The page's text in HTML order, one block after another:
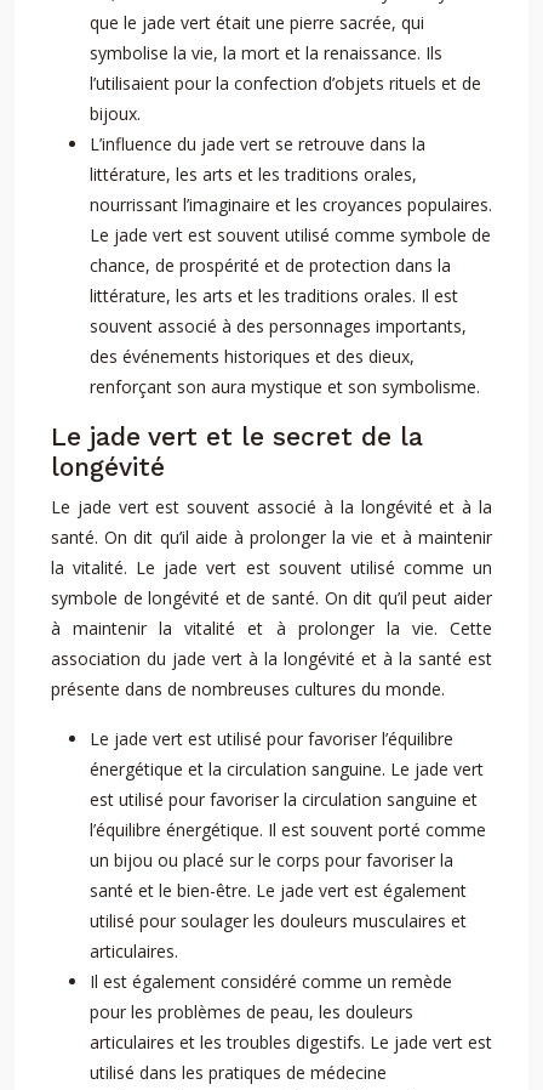
que le jade vert était une pierre sacrée, qui
symbolise la vie, la mort et la renaissance. Ils
l’utilisaient pour la confection d’objets rituels et de
bijoux.
L’influence du jade vert se retrouve dans la
littérature, les arts et les traditions orales,
nourrissant l’imaginaire et les croyances populaires.
Le jade vert est souvent utilisé comme symbole de
chance, de prospérité et de protection dans la
littérature, les arts et les traditions orales. Il est
souvent associé à des personnages importants,
des événements historiques et des dieux,
renforçant son aura mystique et son symbolisme.
Le jade vert et le secret de la
longévité
Le jade vert est souvent associé à la longévité et à la
santé. On dit qu’il aide à prolonger la vie et à maintenir
la vitalité. Le jade vert est souvent utilisé comme un
symbole de longévité et de santé. On dit qu’il peut aider
à maintenir la vitalité et à prolonger la vie. Cette
association du jade vert à la longévité et à la santé est
présente dans de nombreuses cultures du monde.
Le jade vert est utilisé pour favoriser l’équilibre
énergétique et la circulation sanguine. Le jade vert
est utilisé pour favoriser la circulation sanguine et
l’équilibre énergétique. Il est souvent porté comme
un bijou ou placé sur le corps pour favoriser la
santé et le bien-être. Le jade vert est également
utilisé pour soulager les douleurs musculaires et
articulaires.
Il est également considéré comme un remède
pour les problèmes de peau, les douleurs
articulaires et les troubles digestifs. Le jade vert est
utilisé dans les pratiques de médecine